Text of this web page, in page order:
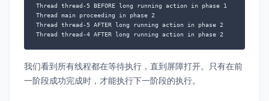
Thread thread-5 BEFORE long running action in phase 1
Thread main proceeding in phase 2
Thread thread-5 AFTER long running action in phase 2
Thread thread-4 AFTER long running action in phase 2
我们看到所有线程都在等待执行，直到屏障打开。只有在前
一阶段成功完成时，才能执行下一阶段的执行。